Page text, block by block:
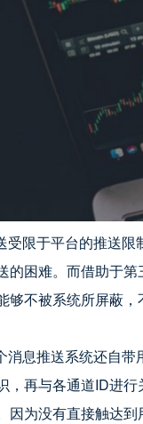
限于平台的推送限
的困难。而借助于第
够不被系统所屏蔽
息推送系统还自带
，再与各通道ID进
因为没有直接触达